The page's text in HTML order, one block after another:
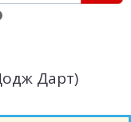
Дарт)